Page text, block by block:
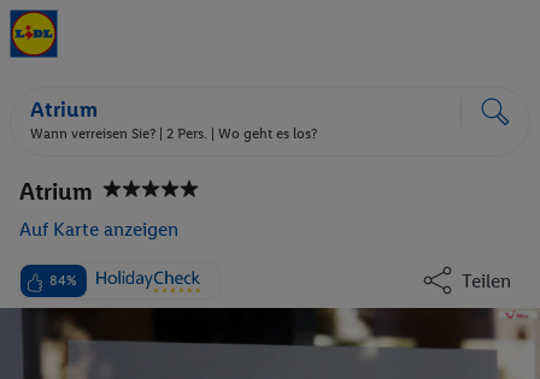
Atrium
Wann verreisen Sie? | 2 Pers. | Wo geht es los?
Atrium
Auf Karte anzeigen
84% Teilen